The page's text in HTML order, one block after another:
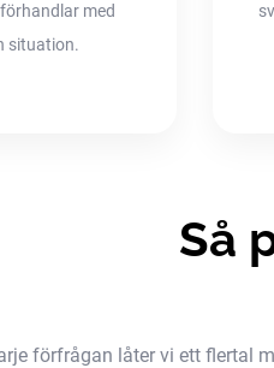
med
situation.
Så
förfrågan låter vi ett flertal